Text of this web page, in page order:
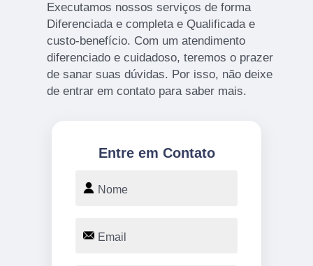
Executamos nossos serviços de forma
Diferenciada e completa e Qualificada e
custo-benefício. Com um atendimento
diferenciado e cuidadoso, teremos o prazer
de sanar suas dúvidas. Por isso, não deixe
de entrar em contato para saber mais.
Entre em Contato